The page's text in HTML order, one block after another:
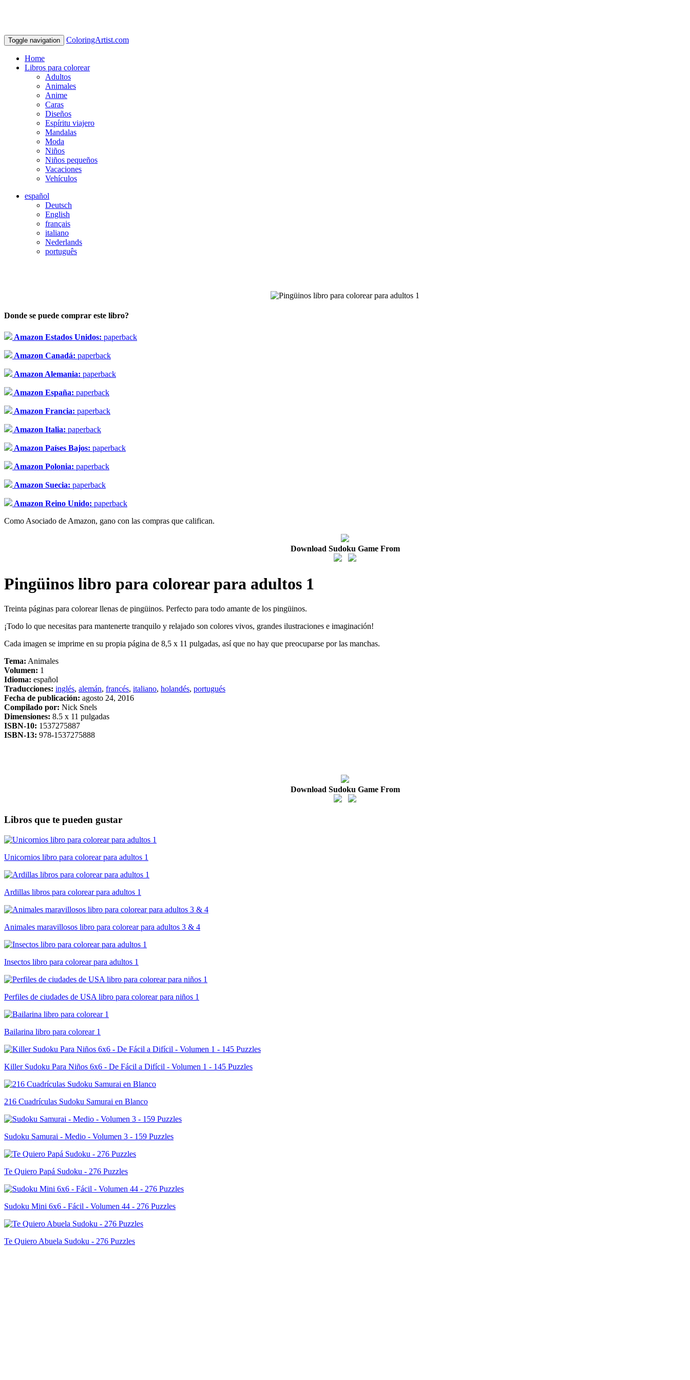
Toggle navigation ColoringArtist.com
Home
Libros para colorear
Adultos
Animales
Anime
Caras
Diseños
Espíritu viajero
Mandalas
Moda
Niños
Niños pequeños
Vacaciones
Vehículos
español
Deutsch
English
français
italiano
Nederlands
português
Donde se puede comprar este libro?
Amazon Estados Unidos: paperback
Amazon Canadá: paperback
Amazon Alemania: paperback
Amazon España: paperback
Amazon Francia: paperback
Amazon Italia: paperback
Amazon Países Bajos: paperback
Amazon Polonia: paperback
Amazon Suecia: paperback
Amazon Reino Unido: paperback
Como Asociado de Amazon, gano con las compras que califican.
Download Sudoku Game From
Pingüinos libro para colorear para adultos 1
Treinta páginas para colorear llenas de pingüinos. Perfecto para todo amante de los pingüinos.
¡Todo lo que necesitas para mantenerte tranquilo y relajado son colores vivos, grandes ilustraciones e imaginación!
Cada imagen se imprime en su propia página de 8,5 x 11 pulgadas, así que no hay que preocuparse por las manchas.
Tema: Animales
Volumen: 1
Idioma: español
Traducciones: inglés, alemán, francés, italiano, holandés, portugués
Fecha de publicación: agosto 24, 2016
Compilado por: Nick Snels
Dimensiones: 8.5 x 11 pulgadas
ISBN-10: 1537275887
ISBN-13: 978-1537275888
Download Sudoku Game From
Libros que te pueden gustar
Unicornios libro para colorear para adultos 1
Ardillas libros para colorear para adultos 1
Animales maravillosos libro para colorear para adultos 3 & 4
Insectos libro para colorear para adultos 1
Perfiles de ciudades de USA libro para colorear para niños 1
Bailarina libro para colorear 1
Killer Sudoku Para Niños 6x6 - De Fácil a Difícil - Volumen 1 - 145 Puzzles
216 Cuadrículas Sudoku Samurai en Blanco
Sudoku Samurai - Medio - Volumen 3 - 159 Puzzles
Te Quiero Papá Sudoku - 276 Puzzles
Sudoku Mini 6x6 - Fácil - Volumen 44 - 276 Puzzles
Te Quiero Abuela Sudoku - 276 Puzzles